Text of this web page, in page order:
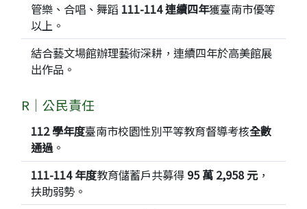
管樂、合唱、舞蹈 111-114 連續四年獲臺南市優等
以上。
結合藝文場館辦理藝術深耕，連續四年於高美館展
出作品。
R｜公民責任
112 學年度臺南市校園性別平等教育督導考核全數
通過。
111-114 年度教育儲蓄戶共募得 95 萬 2,958 元，
扶助弱勢。